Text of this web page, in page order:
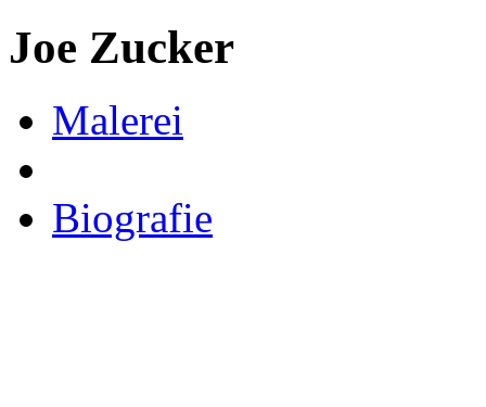
Joe Zucker
Malerei
Biografie